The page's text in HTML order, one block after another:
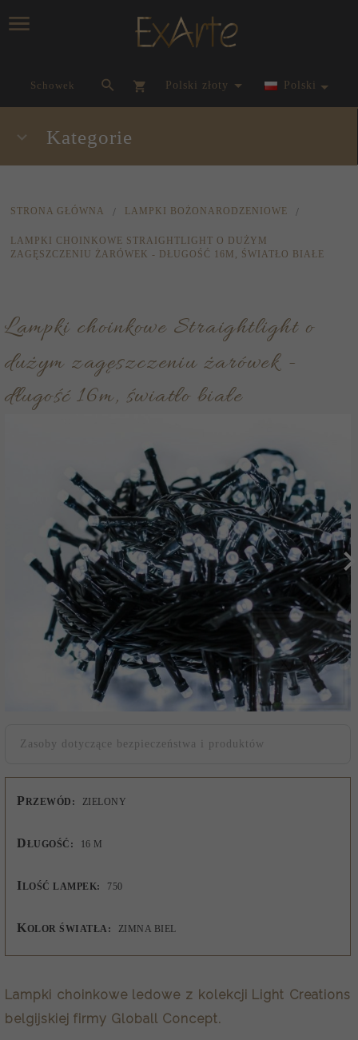
Schowek currency_h
polski złoty Polski
Kategorie
STRONA GŁÓWNA LAMPKI BOŻONARODZENIOWE
LAMPKI CHOINKOWE STRAIGHTLIGHT O DUŻYM
ZAGĘSZCZENIU ŻARÓWEK - DŁUGOŚĆ 16M, ŚWIATŁO BIAŁE
Lampki choinkowe Straightlight o
dużym zagęszczeniu żarówek -
długość 16m, światło białe
Zasoby dotyczące bezpieczeństwa i produktów
PRZEWÓD: ZIELONY
DŁUGOŚĆ: 16 M
ILOŚĆ LAMPEK: 750
KOLOR ŚWIATŁA: ZIMNA BIEL
Lampki choinkowe ledowe z kolekcji Light Creations
belgijskiej firmy Globall Concept.